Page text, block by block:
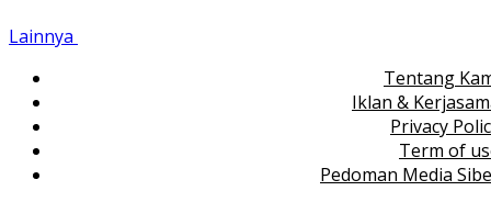
Lainnya
Tentang
Iklan &
Privacy
Term of
Pedoman Media